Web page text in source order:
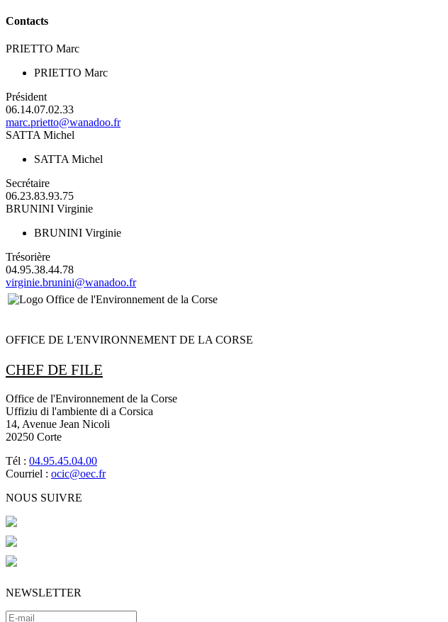
Contacts
PRIETTO Marc
PRIETTO Marc
Président
06.14.07.02.33
marc.prietto@wanadoo.fr
SATTA Michel
SATTA Michel
Secrétaire
06.23.83.93.75
BRUNINI Virginie
BRUNINI Virginie
Trésorière
04.95.38.44.78
virginie.brunini@wanadoo.fr
OFFICE DE L'ENVIRONNEMENT DE LA CORSE
CHEF DE FILE
Office de l'Environnement de la Corse
Uffiziu di l'ambiente di a Corsica
14, Avenue Jean Nicoli
20250 Corte
Tél : 04.95.45.04.00
Courriel : ocic@oec.fr
NOUS SUIVRE
NEWSLETTER